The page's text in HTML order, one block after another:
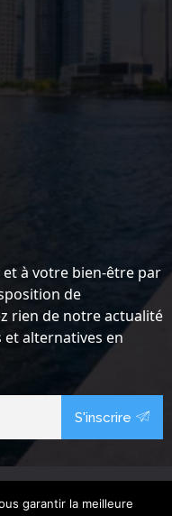
à votre bien-être par
de
rien de notre actualité
et alternatives en
S'inscrire
garantir la meilleure